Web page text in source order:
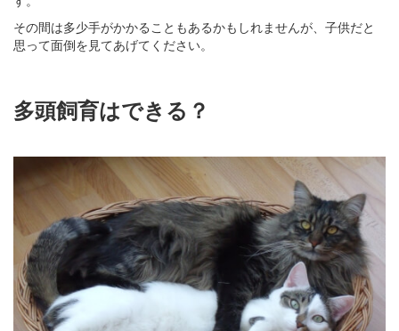
その間は多少手がかかることもあるかもしれませんが、子供だと
思って面倒を見てあげてください。
多頭飼育はできる？